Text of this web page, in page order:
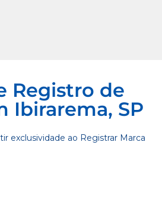
Registro de
Ibirarema, SP